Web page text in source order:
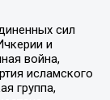
сил
и
война,
исламского
группа,